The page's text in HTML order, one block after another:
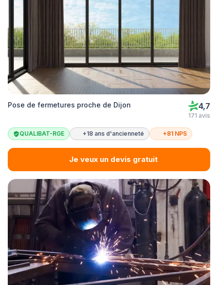
Pose de fermetures proche de Dijon 4,7
171 avis
QUALIBAT-RGE +18 ans d'ancienneté +81 NPS
Je veux un devis gratuit